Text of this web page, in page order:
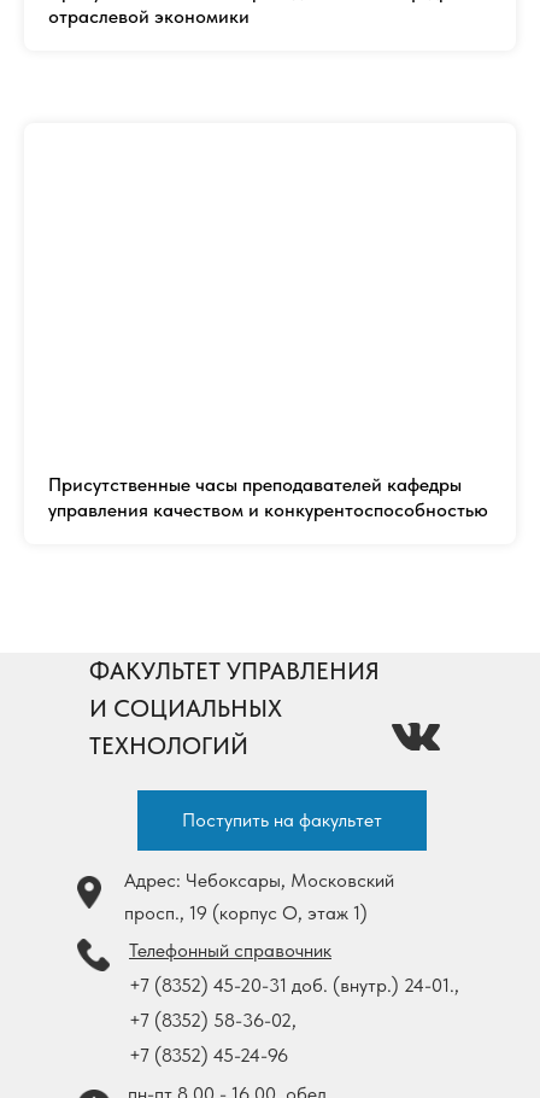
отраслевой экономики
Присутственные часы преподавателей кафедры
управления качеством и конкурентоспособностью
ФАКУЛЬТЕТ УПРАВЛЕНИЯ
И СОЦИАЛЬНЫХ
ТЕХНОЛОГИЙ
Поступить на факультет
Адрес: Чебоксары, Московский
просп., 19 (корпус О, этаж 1)
Телефонный справочник
+7 (8352) 45-24-96
+7 (8352) 58-36-02,
+7 (8352) 45-20-31 доб. (внутр.) 24-01.,